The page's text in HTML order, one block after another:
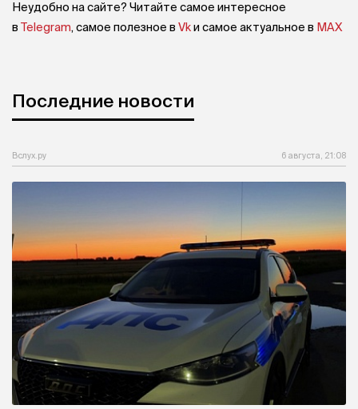
Неудобно на сайте? Читайте самое интересное
в Telegram, самое полезное в Vkи самое актуальное в MAX
Последние новости
Вслух.ру 6 августа, 21:08